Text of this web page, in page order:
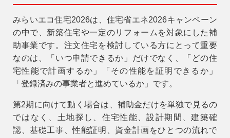
みらいエコ住宅2026は、住宅省エネ2026キャンペーン
の中で、新築住宅や一定のリフォームを対象にした補
助事業です。注文住宅を検討している方にとって重要
なのは、「いつ申請できるか」だけでなく、「どの住
宅性能で計画するか」「その性能を証明できるか」
「登録済みの事業者と進めているか」です。
第2期に向けて動く場合は、補助金だけを単独で見るの
ではなく、土地探し、住宅性能、設計期間、建築確
認、基礎工事、性能証明、資金計画をひとつの流れで